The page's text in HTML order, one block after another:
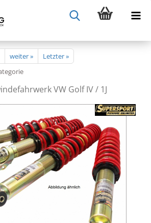
weiter »
Letzter »
VW Golf IV / 1J